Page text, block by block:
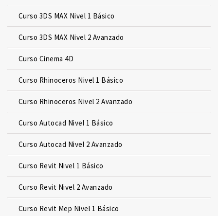
Curso 3DS MAX Nivel 1 Básico
Curso 3DS MAX Nivel 2 Avanzado
Curso Cinema 4D
Curso Rhinoceros Nivel 1 Básico
Curso Rhinoceros Nivel 2 Avanzado
Curso Autocad Nivel 1 Básico
Curso Autocad Nivel 2 Avanzado
Curso Revit Nivel 1 Básico
Curso Revit Nivel 2 Avanzado
Curso Revit Mep Nivel 1 Básico